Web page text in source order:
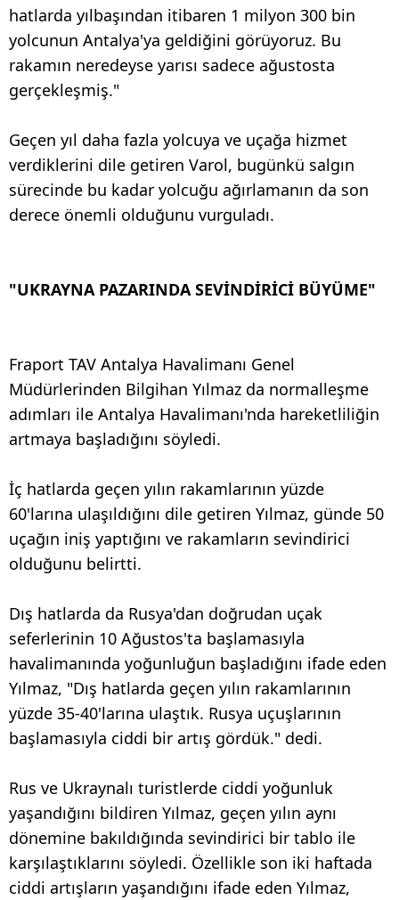
hatlarda yılbaşından itibaren 1 milyon 300 bin
yolcunun Antalya'ya geldiğini görüyoruz. Bu
rakamın neredeyse yarısı sadece ağustosta
gerçekleşmiş."
Geçen yıl daha fazla yolcuya ve uçağa hizmet
verdiklerini dile getiren Varol, bugünkü salgın
sürecinde bu kadar yolcuğu ağırlamanın da son
derece önemli olduğunu vurguladı.
"UKRAYNA PAZARINDA SEVİNDİRİCİ BÜYÜME"
Fraport TAV Antalya Havalimanı Genel
Müdürlerinden Bilgihan Yılmaz da normalleşme
adımları ile Antalya Havalimanı'nda hareketliliğin
artmaya başladığını söyledi.
İç hatlarda geçen yılın rakamlarının yüzde
60'larına ulaşıldığını dile getiren Yılmaz, günde 50
uçağın iniş yaptığını ve rakamların sevindirici
olduğunu belirtti.
Dış hatlarda da Rusya'dan doğrudan uçak
seferlerinin 10 Ağustos'ta başlamasıyla
havalimanında yoğunluğun başladığını ifade eden
Yılmaz, "Dış hatlarda geçen yılın rakamlarının
yüzde 35-40'larına ulaştık. Rusya uçuşlarının
başlamasıyla ciddi bir artış gördük." dedi.
Rus ve Ukraynalı turistlerde ciddi yoğunluk
yaşandığını bildiren Yılmaz, geçen yılın aynı
dönemine bakıldığında sevindirici bir tablo ile
karşılaştıklarını söyledi. Özellikle son iki haftada
ciddi artışların yaşandığını ifade eden Yılmaz,